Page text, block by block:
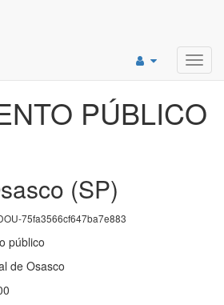
PÚBLICO
(SP)
75fa3566cf647ba7e883
público
de Osasco